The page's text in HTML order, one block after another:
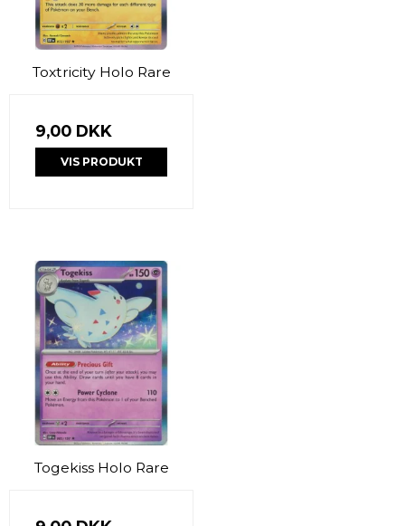
Toxtricity Holo Rare
9,00 DKK
VIS PRODUKT
Togekiss Holo Rare